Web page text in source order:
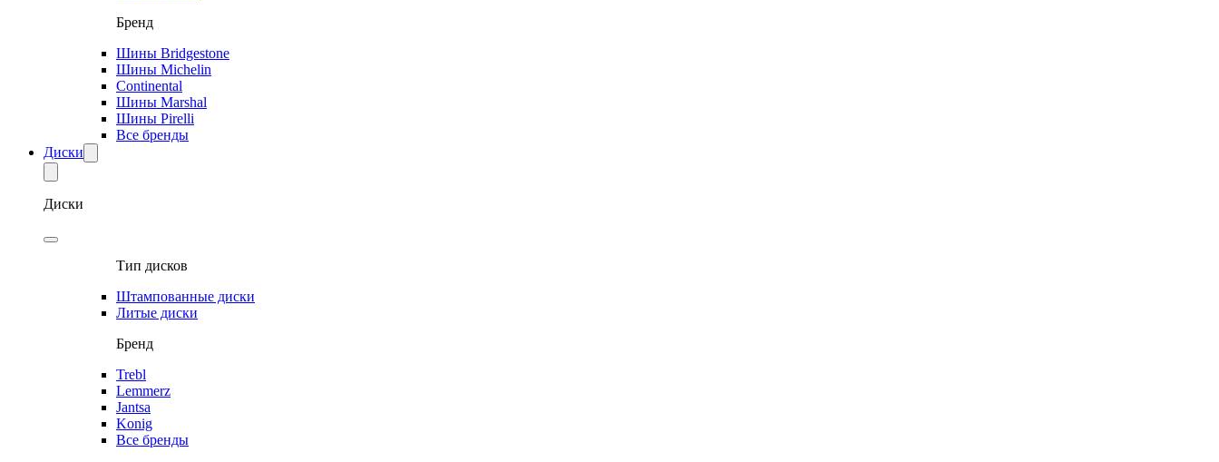
Бренд
Шины Bridgestone
Шины Michelin
Continental
Шины Marshal
Шины Pirelli
Все бренды
Диски
Диски
Тип дисков
Штампованные диски
Литые диски
Бренд
Trebl
Lemmerz
Jantsa
Konig
Все бренды